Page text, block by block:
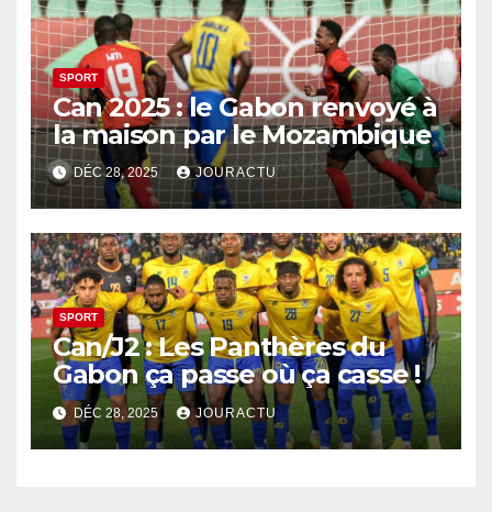
SPORT
Can 2025 : le Gabon renvoyé à
la maison par le Mozambique
DÉC 28, 2025 JOURACTU
SPORT
Can/J2 : Les Panthères du
Gabon ça passe où ça casse !
DÉC 28, 2025 JOURACTU